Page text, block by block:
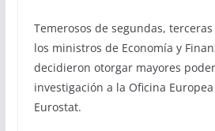
Temerosos de segundas,
los ministros de Economía y
decidieron otorgar mayores
investigación a la Oficina
Eurostat.